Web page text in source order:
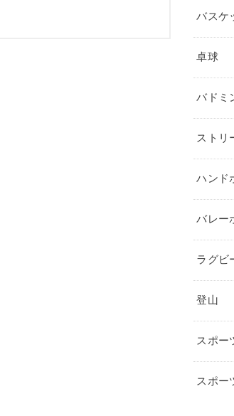
バスケ
卓球
バドミ
ストリ
ハンド
バレー
ラグビ
登山
スポー
スポー